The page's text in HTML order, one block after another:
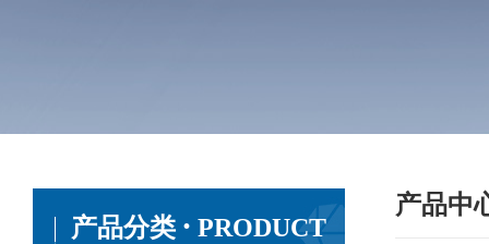
产品中
产品分类 · PRODUCT